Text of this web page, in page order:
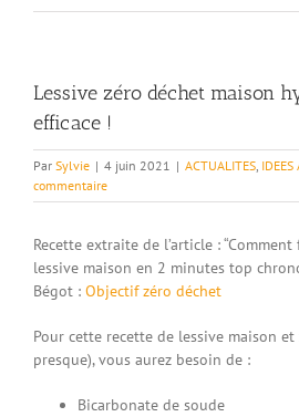
Lessive zéro déchet maison
efficace !
Par Sylvie | 4 juin 2021 | ACTUALITES, IDEES
commentaire
Recette extraite de l’article :
lessive maison en 2 minutes top
Bégot : Objectif zéro déchet
Pour cette recette de lessive maison
presque), vous aurez besoin de :
Bicarbonate de soude